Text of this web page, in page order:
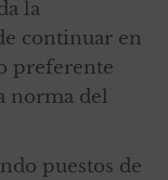
la
continuar en
preferente
norma del
puestos de